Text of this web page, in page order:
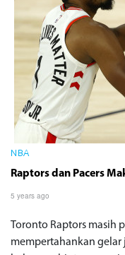
NBA
Raptors dan Pacers
5 years ago
Toronto Raptors masih
mempertahankan gelar